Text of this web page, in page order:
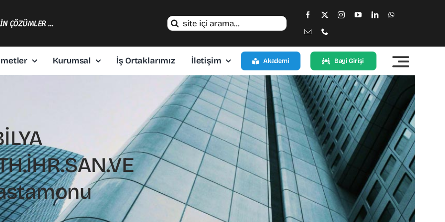
ÇÖZÜMLER …
Search
Kurumsal İş Ortaklarımız İletişim Akademi Bayi Girişi